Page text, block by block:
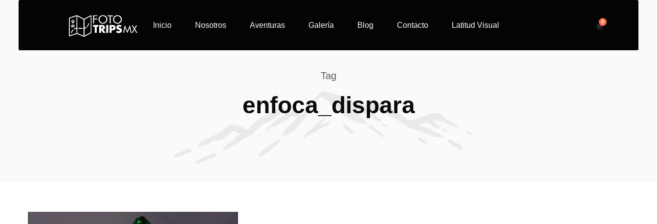
Inicio Nosotros Aventuras Galería Blog Contacto Latitud Visual 0
Tag
enfoca_dispara